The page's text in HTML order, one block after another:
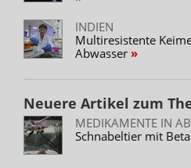
INDIEN
Multiresistente
Abwasser
Neuere Artikel zum
MEDIKAMENTE IN
Schnabeltier mit